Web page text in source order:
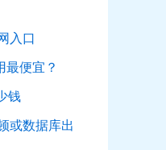
入口
便宜？
钱
或数据库出